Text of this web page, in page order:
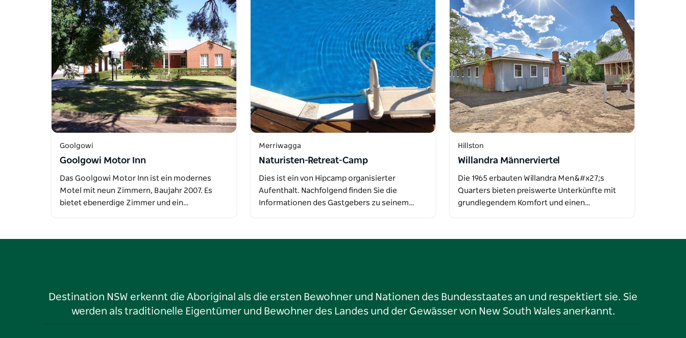
Goolgowi
Goolgowi Motor Inn
Das Goolgowi Motor Inn ist ein modernes
Motel mit neun Zimmern, Baujahr 2007. Es
bietet ebenerdige Zimmer und ein…
Merriwagga
Naturisten-Retreat-Camp
Dies ist ein von Hipcamp organisierter
Aufenthalt. Nachfolgend finden Sie die
Informationen des Gastgebers zu seinem…
Hillston
Willandra Männerviertel
Die 1965 erbauten Willandra Men&#x27;s
Quarters bieten preiswerte Unterkünfte mit
grundlegendem Komfort und einen…
Destination NSW erkennt die Aboriginal als die ersten Bewohner und Nationen des Bundesstaates an und respektiert sie. Sie
werden als traditionelle Eigentümer und Bewohner des Landes und der Gewässer von New South Wales anerkannt.